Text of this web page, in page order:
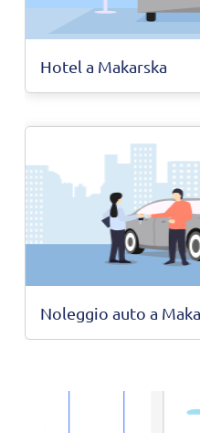
Hotel a Makarska
Noleggio auto a